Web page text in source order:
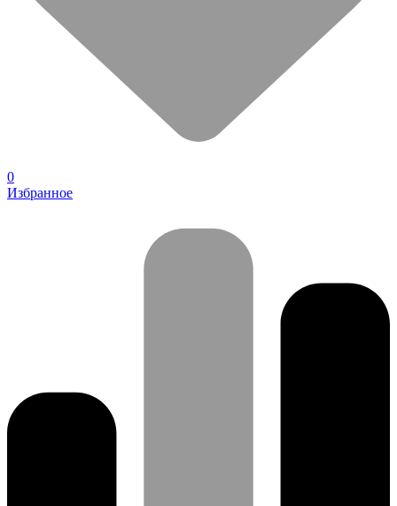
0
Избранное